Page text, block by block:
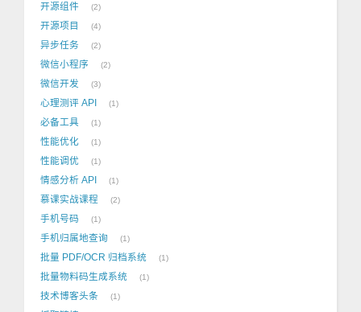
开源组件 2
开源项目 4
异步任务 2
微信小程序 2
微信开发 3
心理测评 API 1
必备工具 1
性能优化 1
性能调优 1
情感分析 API 1
慕课实战课程 2
手机号码 1
手机归属地查询 1
批量 PDF/OCR 归档系统 1
批量物料码生成系统 1
技术博客头条 1